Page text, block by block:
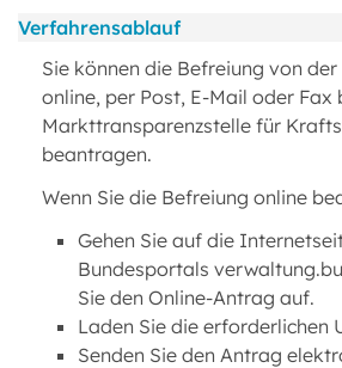
Verfahrensablauf
Sie können die Befreiung von
online, per Post, E-Mail oder Fax
Markttransparenzstelle für
beantragen.
Wenn Sie die Befreiung online
Gehen Sie auf die
Bundesportals
Sie den Online-Antrag auf.
Laden Sie die erforderlichen
Senden Sie den Antrag